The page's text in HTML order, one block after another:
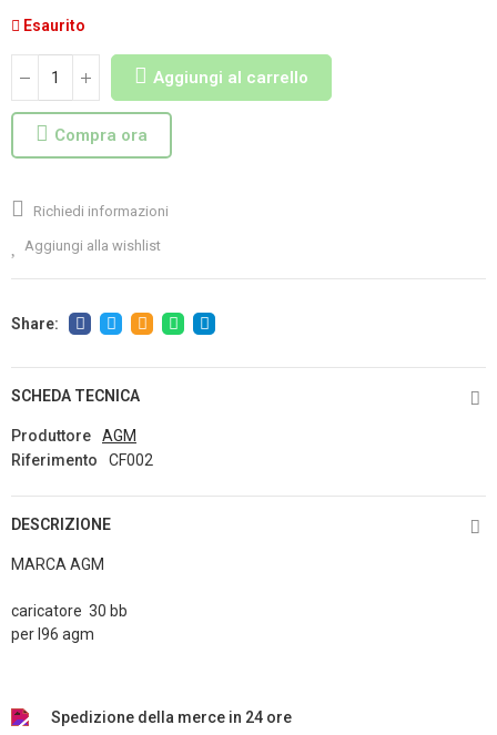
Esaurito
Aggiungi al carrello
Compra ora
Richiedi informazioni
Aggiungi alla wishlist
SCHEDA TECNICA
Produttore
AGM
Riferimento
CF002
DESCRIZIONE
MARCA AGM
caricatore 30 bb
per l96 agm
Spedizione della merce in 24 ore